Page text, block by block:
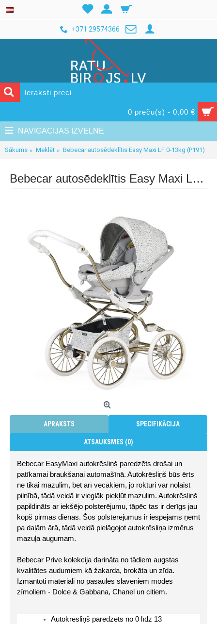
+371 29574366
0 preču(s) - 0,00 €
NAVIGĀCIJAS IZVĒLNE
Sākums Meklēt Bebecar autosēdeklītis Easy Maxi LF 0-13kg (P191)
Bebecar autosēdeklītis Easy Maxi LF 0-13kg (P191)
APRAKSTS SPECIFIKĀCIJA
ATSAUKSMES (0)
Bebecar EasyMaxi autokrēsliņš paredzēts drošai un
patīkamai braukšanai automašīnā. Autokrēsliņš būs ērts
ne tikai mazulim, bet arī vecākiem, jo rokturi var nolaist
pilnībā, tādā veidā ir vieglāk piekļūt mazulim. Autokrēsliņš
papildināts ar iekšējo polsterējumu, tāpēc tas ir derīgs jau
kopš pirmās dienas. Šos polsterējumus ir iespējams ņemt
pa daļām ārā, tādā veidā pielāgojot autokrēsliņa izmērus
mazuļa augumam.
Bebecar Prive kolekcija darināta no tādiem augstas
kvalitātes audumiem kā žakarda, brokāta un zīda.
Izmantoti materiāli no pasaules slaveniem modes
zīmoliem - Dolce & Gabbana, Chanel un citiem.
Autokrēsliņš paredzēts no 0 līdz 13